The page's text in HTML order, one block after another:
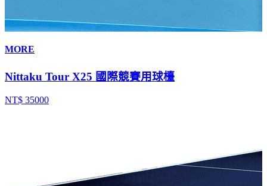
MORE
Nittaku Tour X25 國際競賽用球檯
NT$ 35000